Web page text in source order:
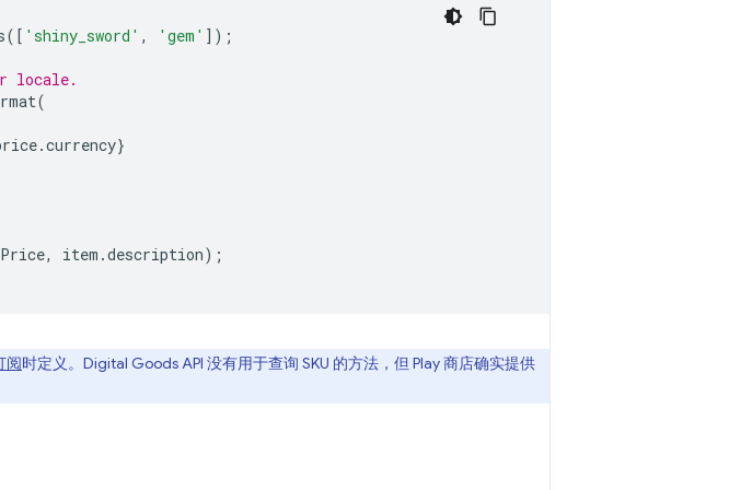
([ 'shiny_sword' , 'gem' ]);
locale.
(
.currency}
, item .description);
阅时定义。Digital Goods API 没有用于查询 SKU 的方法，但 Play 商店确实提供